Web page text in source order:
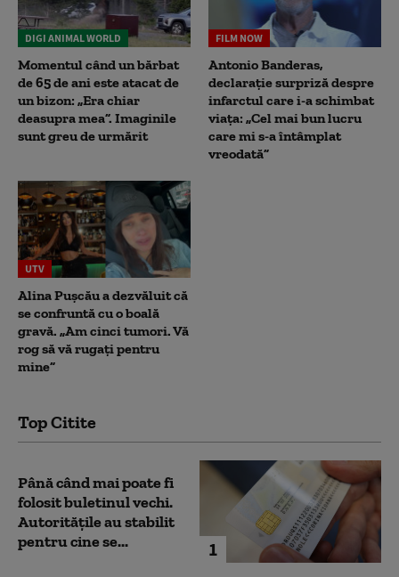
DIGI ANIMAL WORLD
Momentul când un bărbat
de 65 de ani este atacat de
un bizon: „Era chiar
deasupra mea”. Imaginile
sunt greu de urmărit
FILM NOW
Antonio Banderas,
declarație surpriză despre
infarctul care i-a schimbat
viața: „Cel mai bun lucru
care mi s-a întâmplat
vreodată”
UTV
Alina Pușcău a dezvăluit că
se confruntă cu o boală
gravă. „Am cinci tumori. Vă
rog să vă rugați pentru
mine”
Top Citite
1
Până când mai poate fi
folosit buletinul vechi.
Autoritățile au stabilit
pentru cine se...